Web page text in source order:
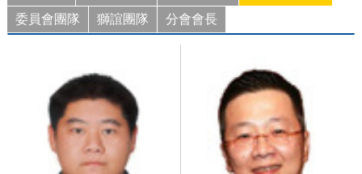
委員會團隊
獅誼團隊 分會會長